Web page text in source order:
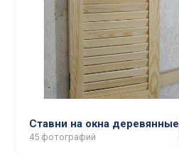
Ставни на окна деревянные
45 фотографий